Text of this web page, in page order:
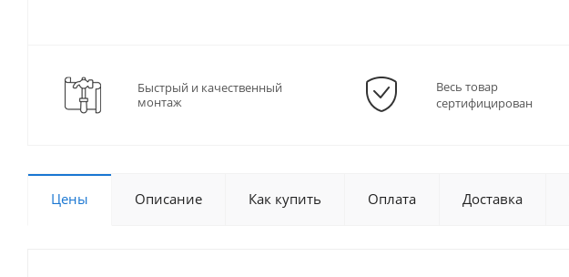
Быстрый и качественный
монтаж
Весь товар
сертифицирован
Цены Описание Как купить Оплата Доставка